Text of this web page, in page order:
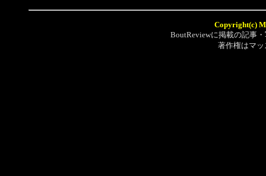
Copyright(c)
BoutReviewに掲載の記事
著作権はマ